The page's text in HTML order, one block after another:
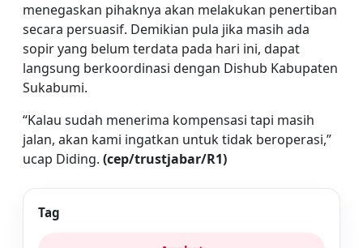
menegaskan pihaknya akan melakukan penertiban
secara persuasif. Demikian pula jika masih ada
sopir yang belum terdata pada hari ini, dapat
langsung berkoordinasi dengan Dishub Kabupaten
Sukabumi.
“Kalau sudah menerima kompensasi tapi masih
jalan, akan kami ingatkan untuk tidak beroperasi,”
ucap Diding. (cep/trustjabar/R1)
Tag